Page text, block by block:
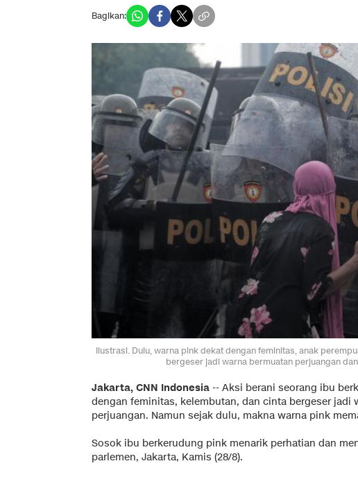
Bagikan:
Ilustrasi. Dulu, warna pink dekat dengan feminitas, anak
bergeser jadi warna bermuatan perjuangan
Jakarta, CNN Indonesia -- Aksi berani seorang ibu
dengan feminitas, kelembutan, dan cinta bergeser jadi
perjuangan. Namun sejak dulu, makna warna pink
Sosok ibu berkerudung pink menarik perhatian dan
parlemen, Jakarta, Kamis (28/8).